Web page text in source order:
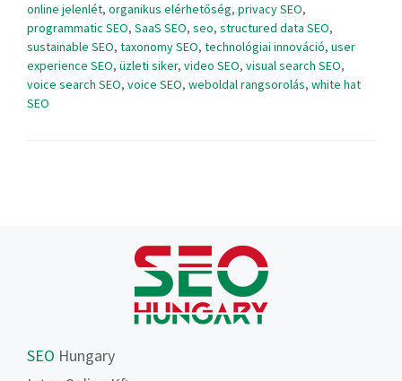
online jelenlét, organikus elérhetőség, privacy SEO,
programmatic SEO, SaaS SEO, seo, structured data SEO,
sustainable SEO, taxonomy SEO, technológiai innováció, user
experience SEO, üzleti siker, video SEO, visual search SEO,
voice search SEO, voice SEO, weboldal rangsorolás, white hat
SEO
SEO Hungary